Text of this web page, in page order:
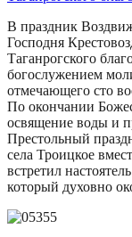
В праздник
Господня
Таганрогского
богослужением
отмечающего сто
По окончании
освящение воды и
Престольный
села Троицкое
встретил
который духовно